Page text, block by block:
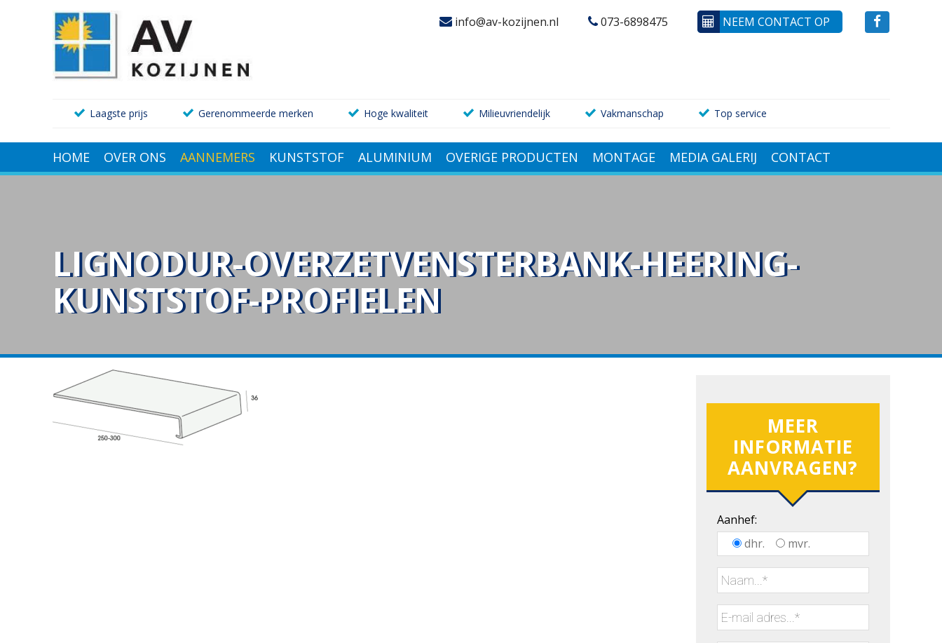
info@av-kozijnen.nl 073-6898475 NEEM CONTACT OP
Laagste prijs Gerenommeerde merken Hoge kwaliteit Milieuvriendelijk Vakmanschap Top service
HOME OVER ONS AANNEMERS KUNSTSTOF ALUMINIUM OVERIGE PRODUCTEN MONTAGE MEDIA GALERIJ CONTACT
LIGNODUR-OVERZETVENSTERBANK-HEERING-
KUNSTSTOF-PROFIELEN
MEER
INFORMATIE
AANVRAGEN?
Aanhef:
dhr.
mvr.